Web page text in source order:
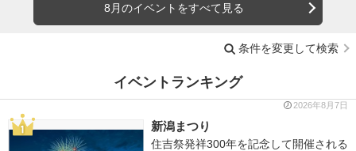
8月のイベントをすべて見る
条件を変更して検索
イベントランキング
2026年8月7日
新潟まつり
住吉祭発祥300年を記念して開催される